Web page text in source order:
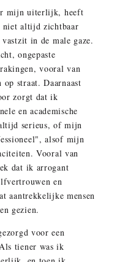
mijn uiterlijk, heeft
niet altijd zichtbaar
in de male gaze.
ongepaste
vooral van
straat. Daarnaast
zorgt dat ik
en academische
serieus, of mijn
alsof mijn
Vooral van
dat ik arrogant
en
aantrekkelijke mensen
gezien.
voor een
tiener was ik